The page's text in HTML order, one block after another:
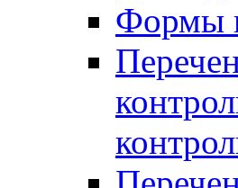
Формы